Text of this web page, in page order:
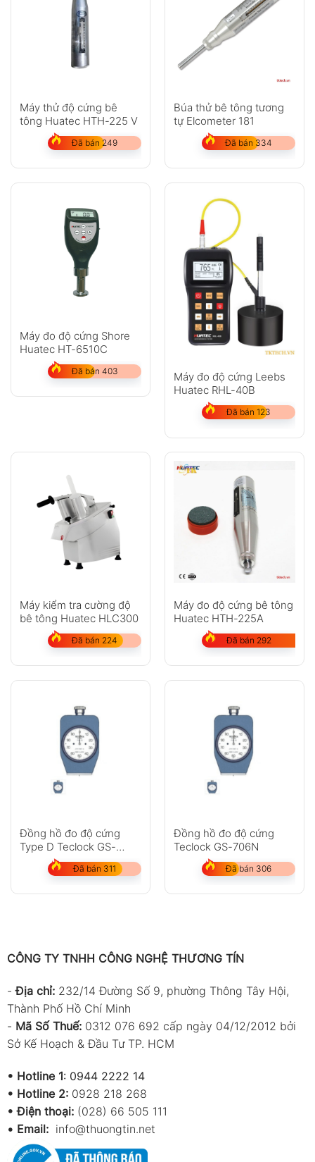
Máy thử độ cứng bê
tông Huatec HTH-225 V
Đã bán 249
Búa thử bê tông tương
tự Elcometer 181
Đã bán 334
Máy đo độ cứng Shore
Huatec HT-6510C
Đã bán 403
Máy đo độ cứng Leebs
Huatec RHL-40B
Đã bán 123
Máy kiểm tra cường độ
bê tông Huatec HLC300
Đã bán 224
Máy đo độ cứng bê tông
Huatec HTH-225A
Đã bán 292
Đồng hồ đo độ cứng
Type D Teclock GS-
Đã bán 311
Đồng hồ đo độ cứng
Teclock GS-706N
Đã bán 306
CÔNG TY TNHH CÔNG NGHỆ THƯƠNG TÍN
-Địa chỉ: 232/14 Đường Số 9, phường Thông Tây Hội,
Thành Phố Hồ Chí Minh
- Mã Số Thuế: 0312 076 692 cấp ngày 04/12/2012 bởi
Sở Kế Hoạch & Đầu Tư TP. HCM
• Hotline 1: 0944 2222 14
• Hotline 2: 0928 218 268
• Điện thoại: (028) 66 505 111
• Email: info@thuongtin.net